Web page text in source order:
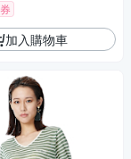
券
加入購物車